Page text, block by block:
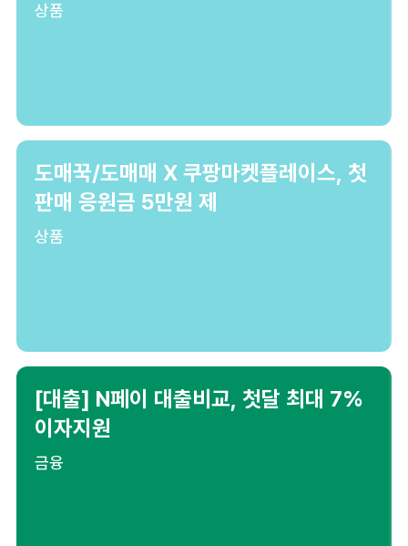
상품
도매꾹/도매매 X 쿠팡마켓플레이스, 첫
판매 응원금 5만원 제
상품
[대출] N페이 대출비교, 첫달 최대 7%
이자지원
금융